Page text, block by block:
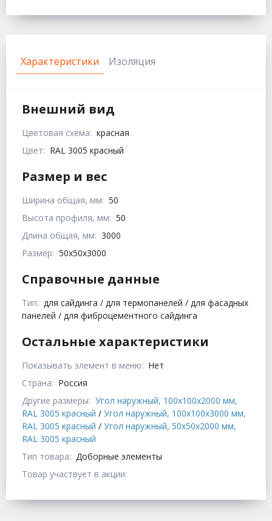
Характеристики Изоляция
Внешний вид
Цветовая схема: красная
Цвет: RAL 3005 красный
Размер и вес
Ширина общая, мм: 50
Высота профиля, мм: 50
Длина общая, мм: 3000
Размер: 50x50x3000
Справочные данные
Тип: для сайдинга / для термопанелей / для фасадных
панелей / для фиброцементного сайдинга
Остальные характеристики
Показывать элемент в меню: Нет
Страна: Россия
Другие размеры: Угол наружный, 100x100x2000 мм,
RAL 3005 красный / Угол наружный, 100x100x3000 мм,
RAL 3005 красный / Угол наружный, 50x50x2000 мм,
RAL 3005 красный
Тип товара: Доборные элементы
Товар участвует в акции: